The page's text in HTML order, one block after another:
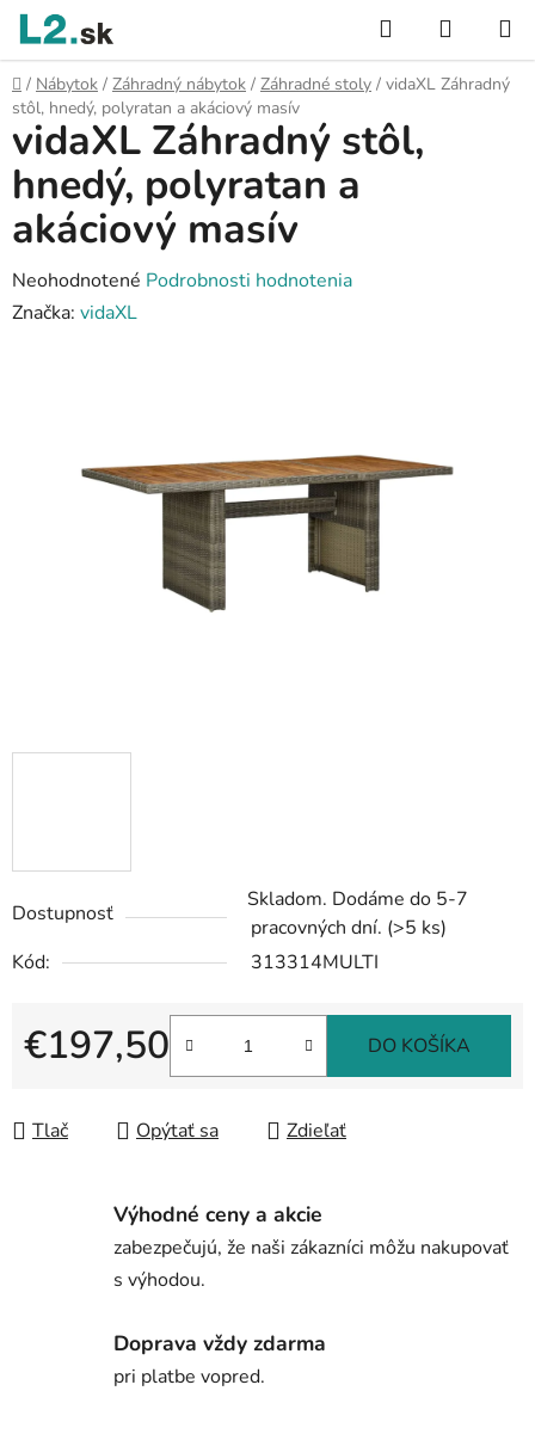
Prejsť
obsah
Hľadať
KOŠÍK
Domov
/ Nábytok / Záhradný nábytok / Záhradné stoly / vidaXL Záhradný
stôl, hnedý, polyratan a akáciový masív
Dostupnosť
Skladom. Dodáme do 5-7
pracovných dní. (>5 ks)
Kód:
313314MULTI
€197,50 DO KOŠÍKA
Tlač Opýtať sa Zdieľať
vidaXL Záhradný stôl,
hnedý, polyratan a
akáciový masív
Priemerné
hodnotenie
Neohodnotené Podrobnosti hodnotenia
Značka: vidaXL
Výhodné ceny a akcie
zabezpečujú, že naši zákazníci môžu nakupovať
s výhodou.
Doprava vždy zdarma
pri platbe vopred.